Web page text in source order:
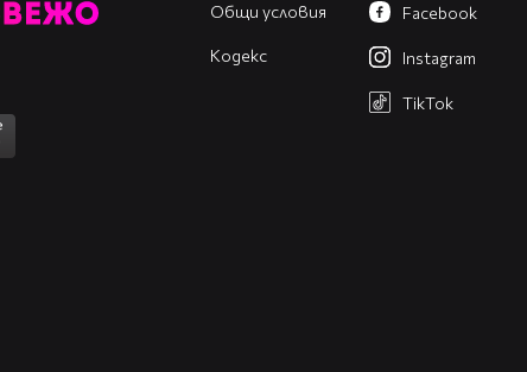
Общи условия
Кодекс
Facebook
Instagram
TikTok